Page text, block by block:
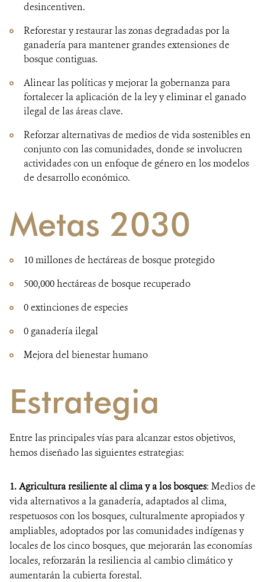
desincentiven.
Reforestar y restaurar las zonas degradadas por la
ganadería para mantener grandes extensiones de
bosque contiguas.
Alinear las políticas y mejorar la gobernanza para
fortalecer la aplicación de la ley y eliminar el ganado
ilegal de las áreas clave.
Reforzar alternativas de medios de vida sostenibles en
conjunto con las comunidades, donde se involucren
actividades con un enfoque de género en los modelos
de desarrollo económico.
Metas 2030
10 millones de hectáreas de bosque protegido
500,000 hectáreas de bosque recuperado
0 extinciones de especies
0 ganadería ilegal
Mejora del bienestar humano
Estrategia
Entre las principales vías para alcanzar estos objetivos,
hemos diseñado las siguientes estrategias:
1. Agricultura resiliente al clima y a los bosques: Medios de
vida alternativos a la ganadería, adaptados al clima,
respetuosos con los bosques, culturalmente apropiados y
ampliables, adoptados por las comunidades indígenas y
locales de los cinco bosques, que mejorarán las economías
locales, reforzarán la resiliencia al cambio climático y
aumentarán la cubierta forestal.